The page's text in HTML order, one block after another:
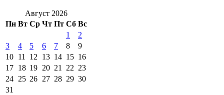
Август 2026
Пн Вт Ср Чт Пт Сб Вс
1
2
3
4 5 6 7 8
9
10 11 12 13 14 15 16
17 18 19 20 21 22 23
24 25 26 27 28 29 30
31